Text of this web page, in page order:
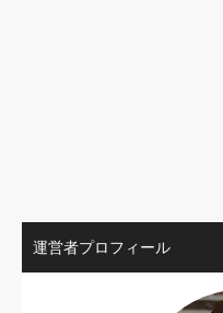
運営者プロフィール